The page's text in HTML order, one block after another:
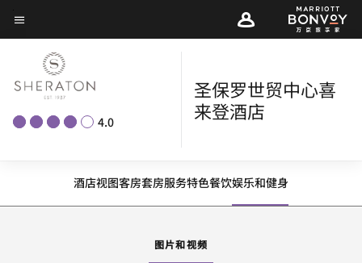
Skip
to
main
content
菜单文本
4.0
圣保罗世贸中心喜
来登酒店
酒店视图客房套房服务特色餐饮娱乐和健身
图片和视频